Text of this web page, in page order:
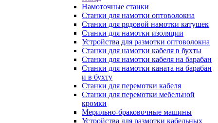
Намоточные станки
Станки для намотки оптоволокна
Станки для рядовой намотки катушек
Станки для намотки изоляции
Устройства для размотки оптоволокна
Станки для намотки кабеля в бухты
Станки для намотки кабеля на барабан
Станки для намотки каната на барабан
и в бухту
Станки для перемотки кабеля
Станки для перемотки мебельной
кромки
Мерильно-браковочные машины
Устройства для размотки кабельных